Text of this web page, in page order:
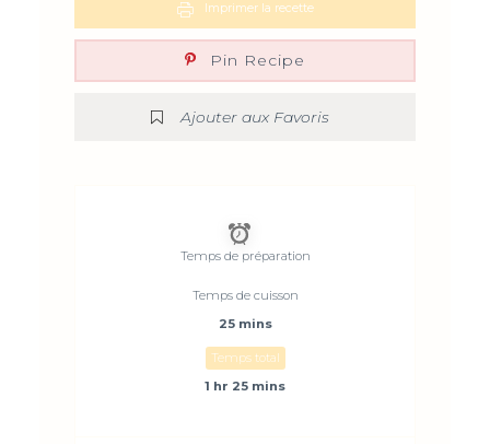
Imprimer la recette
Pin Recipe
Ajouter aux Favoris
Temps de préparation
Temps de cuisson
25 mins
Temps total
1 hr 25 mins